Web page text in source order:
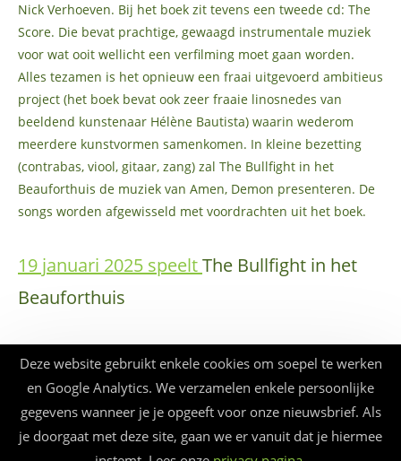
Nick Verhoeven. Bij het boek zit tevens een tweede cd: The
Score. Die bevat prachtige, gewaagd instrumentale muziek
voor wat ooit wellicht een verfilming moet gaan worden.
Alles tezamen is het opnieuw een fraai uitgevoerd ambitieus
project (het boek bevat ook zeer fraaie linosnedes van
beeldend kunstenaar Hélène Bautista) waarin wederom
meerdere kunstvormen samenkomen. In kleine bezetting
(contrabas, viool, gitaar, zang) zal The Bullfight in het
Beauforthuis de muziek van Amen, Demon presenteren. De
songs worden afgewisseld met voordrachten uit het boek.
19 januari 2025 speeltThe Bullfight in het
Beauforthuis
Dit optreden wordt georganiseerd samen met Literair Zeist.
Deze website gebruikt enkele cookies om soepel te werken
en Google Analytics. We verzamelen enkele persoonlijke
gegevens wanneer je je opgeeft voor onze nieuwsbrief. Als
je doorgaat met deze site, gaan we er vanuit dat je hiermee